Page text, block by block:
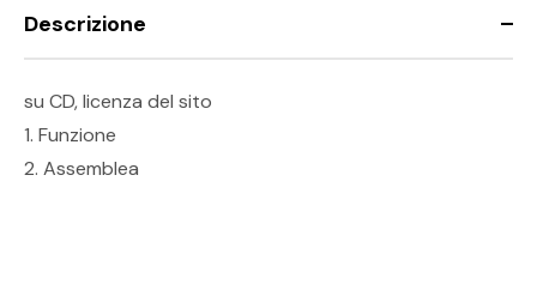
Descrizione
su CD, licenza del sito
1. Funzione
2. Assemblea